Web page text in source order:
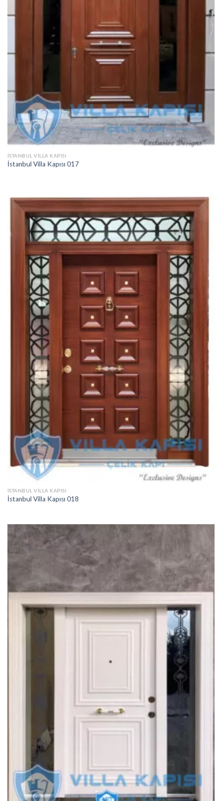
İSTANBUL VILLA KAPISI
İstanbul Villa Kapısı 017
İSTANBUL VILLA KAPISI
İstanbul Villa Kapısı 018